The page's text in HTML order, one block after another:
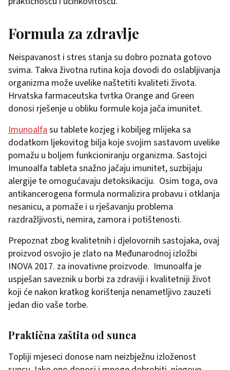
Formula za zdravlje
Neispavanost i stres stanja su dobro poznata gotovo
svima. Takva životna rutina koja dovodi do oslabljivanja
organizma može uvelike naštetiti kvaliteti života.
Hrvatska farmaceutska tvrtka Orange and Green
donosi rješenje u obliku formule koja jača imunitet.
Imunoalfa su tablete kozjeg i kobiljeg mlijeka sa
dodatkom ljekovitog bilja koje svojim sastavom uvelike
pomažu u boljem funkcioniranju organizma. Sastojci
Imunoalfa tableta snažno jačaju imunitet, suzbijaju
alergije te omogućavaju detoksikaciju. Osim toga, ova
antikancerogena formula normalizira probavu i otklanja
nesanicu, a pomaže i u rješavanju problema
razdražljivosti, nemira, zamora i potištenosti.
Prepoznat zbog kvalitetnih i djelovornih sastojaka, ovaj
proizvod osvojio je zlato na Međunarodnoj izložbi
INOVA 2017. za inovativne proizvode. Imunoalfa je
uspješan saveznik u borbi za zdraviji i kvalitetniji život
koji će nakon kratkog korištenja nenametljivo zauzeti
jedan dio vaše torbe.
Praktična zaštita od sunca
Topliji mjeseci donose nam neizbježnu izloženost